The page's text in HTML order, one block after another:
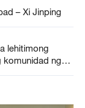
– Xi Jinping
lehitimong
komunidad ng